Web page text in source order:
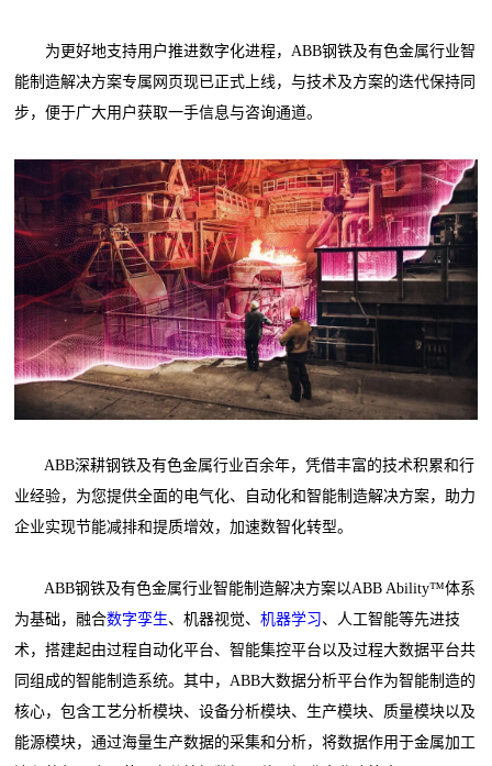
为更好地支持用户推进数字化进程，ABB钢铁及有色金属行业智
能制造解决方案专属网页现已正式上线，与技术及方案的迭代保持同
步，便于广大用户获取一手信息与咨询通道。
ABB深耕钢铁及有色金属行业百余年，凭借丰富的技术积累和行
业经验，为您提供全面的电气化、自动化和智能制造解决方案，助力
企业实现节能减排和提质增效，加速数智化转型。
ABB钢铁及有色金属行业智能制造解决方案以ABB Ability™体系
为基础，融合数字孪生、机器视觉、机器学习、人工智能等先进技
术，搭建起由过程自动化平台、智能集控平台以及过程大数据平台共
同组成的智能制造系统。其中，ABB大数据分析平台作为智能制造的
核心，包含工艺分析模块、设备分析模块、生产模块、质量模块以及
能源模块，通过海量生产数据的采集和分析，将数据作用于金属加工